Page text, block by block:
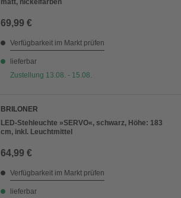
matt, nickelfarben
69,99 €
Verfügbarkeit im Markt prüfen
lieferbar
Zustellung 13.08. - 15.08.
BRILONER
LED-Stehleuchte »SERVO«, schwarz, Höhe: 183
cm, inkl. Leuchtmittel
64,99 €
Verfügbarkeit im Markt prüfen
lieferbar